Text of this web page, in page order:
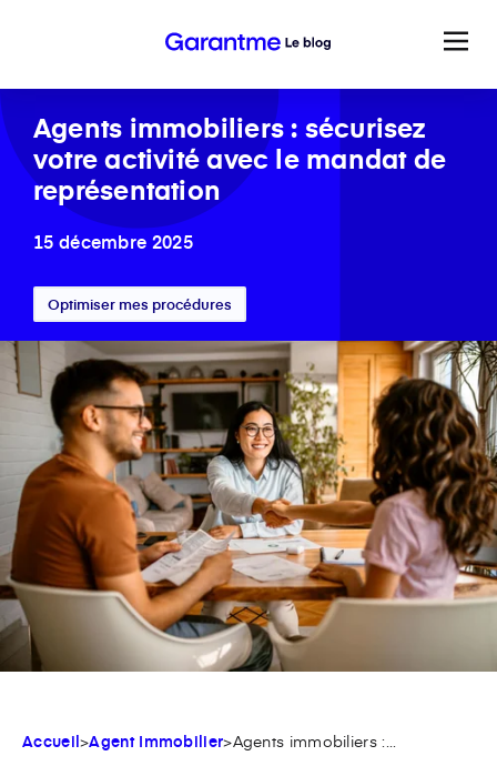
Agents immobiliers : sécurisez
votre activité avec le mandat de
représentation
15 décembre 2025
Optimiser mes procédures
Accueil>Agent Immobilier>Agents immobiliers :...